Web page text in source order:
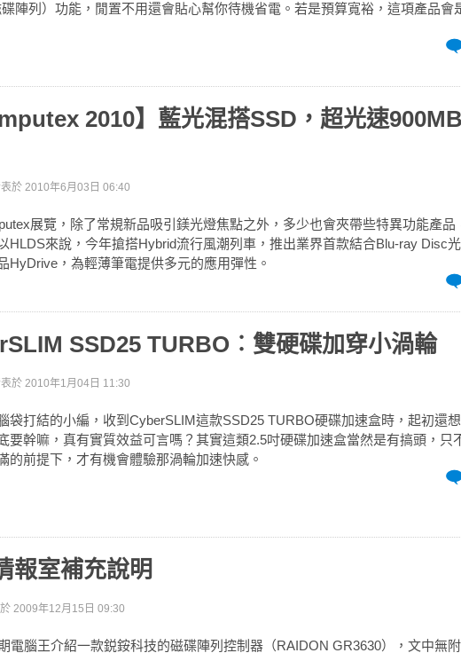
陣列）功能，閒置不用還會貼心幫你待機省電。若是預算寬裕，這項產品會
2010】藍光混搭SSD，超光速
於 2010年6月03日 06:40
展覽，除了常規新品吸引鎂光燈焦點之外，多少也會夾帶些特異功能產品
HLDS來說，今年搶搭Hybrid流行風潮列車，推出業界首款結合Blu-ray Disc
HyDrive，為輕薄筆電提供多元的應用彈性。
SSD25 TURBO︰雙硬碟加穿小渦輪
於 2010年1月04日 11:30
袋打結的小編，收到CyberSLIM這款SSD25 TURBO硬碟加速盒時，起初還
要幹嘛，真有實質效益可言嗎？其實這類2.5吋硬碟加速盒當然是有搞頭，只
的前提下，才有機會體驗那渦輪加速快感。
報室補充說明
2009年12月15日 09:30
電腦王介紹一款鋭銨科技的磁碟陣列控制器（RAIDON GR3630），文中無